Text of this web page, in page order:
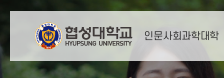
인문사회과학대학